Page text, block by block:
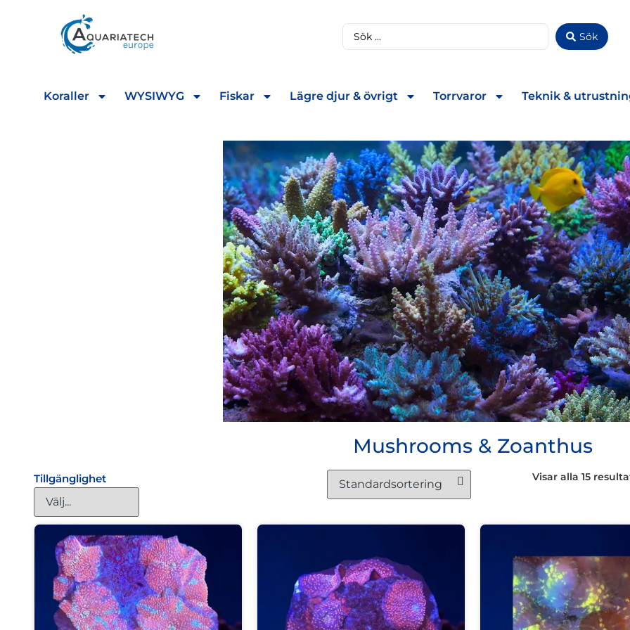
Sök
Koraller WYSIWYG Fiskar Lägre djur & övrigt Torrvaror Teknik &
Mushrooms & Zoanthus
Tillgänglighet Visar alla 15